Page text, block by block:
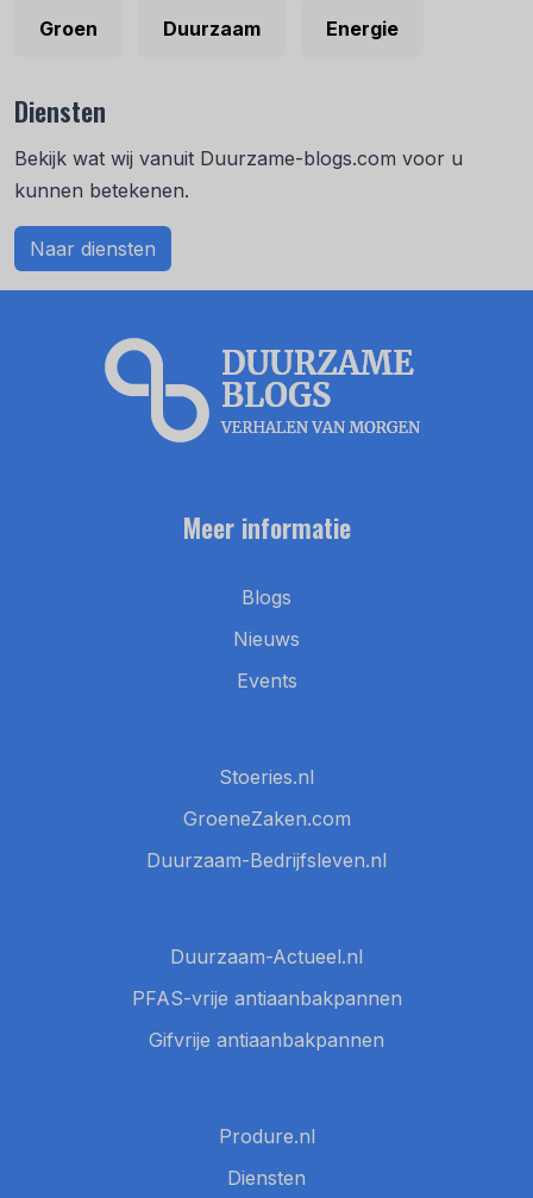
Groen Duurzaam Energie
Diensten
Bekijk wat wij vanuit Duurzame-blogs.com voor u
kunnen betekenen.
Naar diensten
Meer informatie
Blogs
Nieuws
Events
Stoeries.nl
GroeneZaken.com
Duurzaam-Bedrijfsleven.nl
Duurzaam-Actueel.nl
PFAS-vrije antiaanbakpannen
Gifvrije antiaanbakpannen
Produre.nl
Diensten